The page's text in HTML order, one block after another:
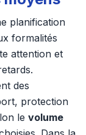
planification
formalités
attention et
des
protection
le volume